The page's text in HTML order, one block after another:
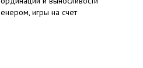
игры на счет